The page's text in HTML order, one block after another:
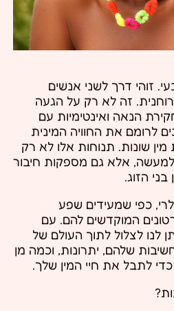
זוהי דרך לשני אנשים
זה לא רק על הגעה
הנאה ואינטימיות עם
לרומם את החוויה המינית
מין שונות. תנוחות אלו לא רק
למעשה, אלא גם מספקות חיבור
בני הזוג.
כפי שמעידים שפע
המוקדשים להם. עם
לנו לצלול לתוך העולם של
שלהם, יתרונות, וכמה מן
לתבל את חיי המין שלך.